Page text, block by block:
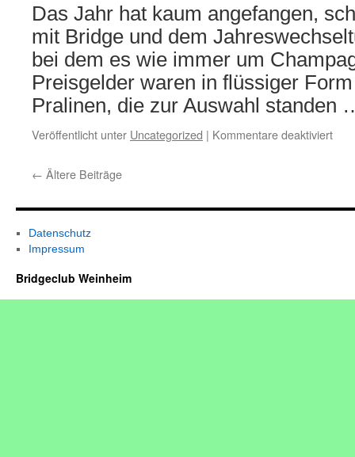
Das Jahr hat kaum angefangen,
mit Bridge und dem
bei dem es wie immer um
Preisgelder waren in flüssiger
Pralinen, die zur Auswahl
Veröffentlicht unter Uncategorized | Kommentare deaktiviertfür
← Ältere Beiträge
Datenschutz
Impressum
Bridgeclub Weinheim